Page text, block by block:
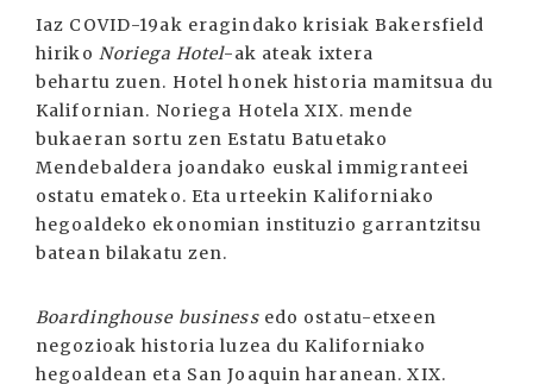
Iaz COVID-19ak eragindako krisiak Bakersfield
hiriko Noriega Hotel-ak ateak ixtera
behartu zuen. Hotel honek historia mamitsua du
Kalifornian. Noriega Hotela XIX. mende
bukaeran sortu zen Estatu Batuetako
Mendebaldera joandako euskal immigranteei
ostatu emateko. Eta urteekin Kaliforniako
hegoaldeko ekonomian instituzio garrantzitsu
batean bilakatu zen.
Boardinghouse businessedo ostatu-etxeen
negozioak historia luzea du Kaliforniako
hegoaldean eta San Joaquin haranean. XIX.